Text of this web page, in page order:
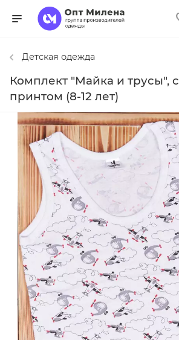
Детская одежда
Комплект "Майка и трусы", с
принтом (8-12 лет)